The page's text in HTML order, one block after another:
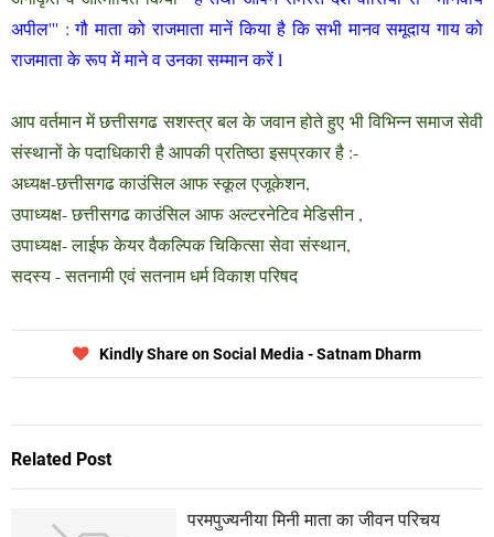
अपील''' : गौ माता को राजमाता मानें किया है कि सभी मानव समूदाय गाय को
राजमाता के रूप में माने व उनका सम्मान करें l
आप वर्तमान में छत्तीसगढ सशस्त्र बल के जवान होते हुए भी विभिन्न समाज सेवी
संस्थानों के पदाधिकारी है आपकी प्रतिष्ठा इसप्रकार है :-
अध्यक्ष-छत्तीसगढ काउंसिल आफ स्कूल एजूकेशन,
उपाध्यक्ष- छत्तीसगढ काउंसिल आफ अल्टरनेटिव मेडिसीन ,
उपाध्यक्ष- लाईफ केयर वैकल्पिक चिकित्सा सेवा संस्थान,
सदस्य - सतनामी एवं सतनाम धर्म विकाश परिषद
Kindly Share on Social Media - Satnam Dharm
Related Post
परमपुज्यनीया मिनी माता का जीवन परिचय